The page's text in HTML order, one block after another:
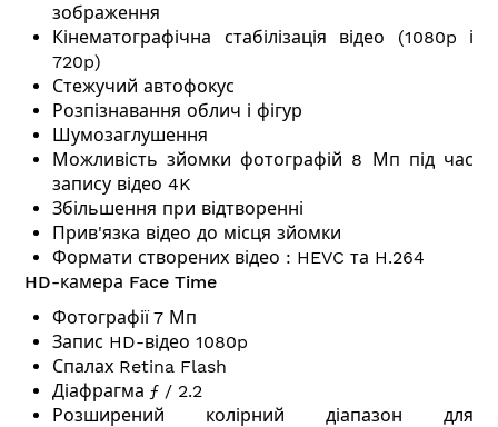
зображення
Кінематографічна стабілізація відео (1080p і
720p)
Стежучий автофокус
Розпізнавання облич і фігур
Шумозаглушення
Можливість зйомки фотографій 8 Мп під час
запису відео 4K
Збільшення при відтворенні
Прив'язка відео до місця зйомки
Формати створених відео : HEVC та H.264
HD-камера Face Time
Фотографії 7 Мп
Запис HD-відео 1080p
Спалах Retina Flash
Діафрагма ƒ / 2.2
Розширений колірний діапазон для